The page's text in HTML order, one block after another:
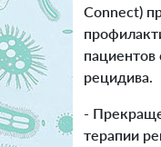
Connect)
рецидива.
-
терапии